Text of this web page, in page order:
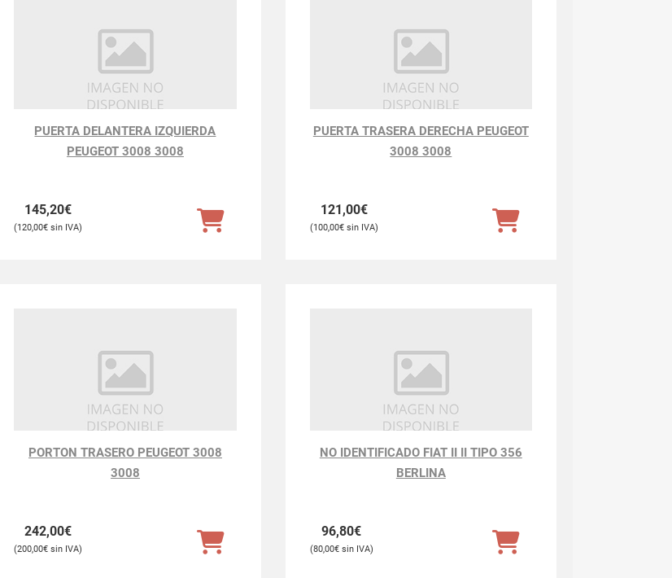
PUERTA DELANTERA IZQUIERDA
PEUGEOT 3008 3008
145,20€
120,00€
PUERTA TRASERA DERECHA PEUGEOT
3008 3008
121,00€
100,00€
PORTON TRASERO PEUGEOT 3008
3008
242,00€
200,00€
NO IDENTIFICADO FIAT II II TIPO 356
BERLINA
96,80€
80,00€